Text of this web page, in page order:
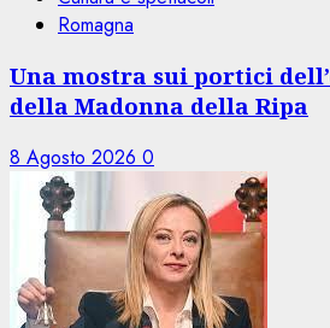
Romagna
Una mostra sui portici
della Madonna della Ripa
8 Agosto 2026 0